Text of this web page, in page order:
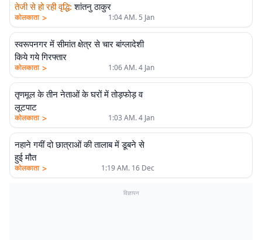
तेजी से हो रही वृद्धि: शांतनु ठाकुर
कोलकाता > 1:04 AM. 5 Jan
स्वरूपनगर में सीमांत क्षेत्र से चार बांग्लादेशी
किये गये गिरफ्तार
कोलकाता > 1:06 AM. 4 Jan
तृणमूल के तीन नेताओं के घरों में तोड़फोड़ व
लूटपाट
कोलकाता > 1:03 AM. 4 Jan
नहाने गयीं दो छात्राओं की तालाब में डूबने से
हुई मौत
कोलकाता > 1:19 AM. 16 Dec
विज्ञापन